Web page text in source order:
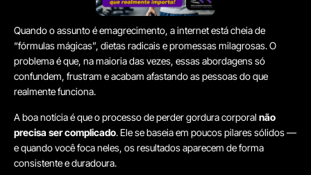
Quando o assunto é emagrecimento, a internet está cheia de
“fórmulas mágicas”, dietas radicais e promessas milagrosas. O
problema é que, na maioria das vezes, essas abordagens só
confundem, frustram e acabam afastando as pessoas do que
realmente funciona.
A boa notícia é que o processo de perder gordura corporal não
precisa ser complicado. Ele se baseia em poucos pilares sólidos —
e quando você foca neles, os resultados aparecem de forma
consistente e duradoura.